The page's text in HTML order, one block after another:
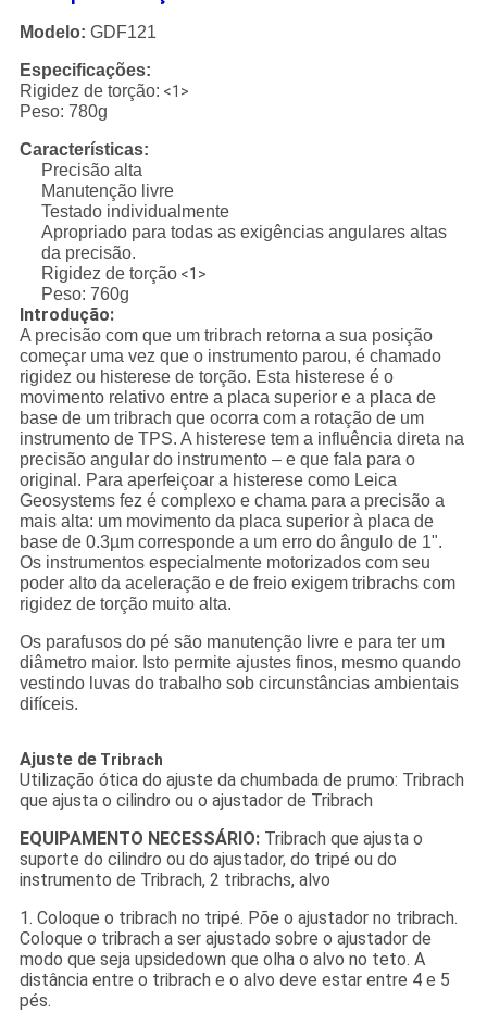
Modelo: GDF121
Especificações:
Rigidez de torção: <1>
Peso: 780g
Características:
Precisão alta
Manutenção livre
Testado individualmente
Apropriado para todas as exigências angulares altas
da precisão.
Rigidez de torção<1>
Peso: 760g
Introdução:
A precisão com que um tribrach retorna a sua posição
começar uma vez que o instrumento parou, é chamado
rigidez ou histerese de torção. Esta histerese é o
movimento relativo entre a placa superior e a placa de
base de um tribrach que ocorra com a rotação de um
instrumento de TPS. A histerese tem a influência direta na
precisão angular do instrumento – e que fala para o
original. Para aperfeiçoar a histerese como Leica
Geosystems fez é complexo e chama para a precisão a
mais alta: um movimento da placa superior à placa de
base de 0.3µm corresponde a um erro do ângulo de 1".
Os instrumentos especialmente motorizados com seu
poder alto da aceleração e de freio exigem tribrachs com
rigidez de torção muito alta.
Os parafusos do pé são manutenção livre e para ter um
diâmetro maior. Isto permite ajustes finos, mesmo quando
vestindo luvas do trabalho sob circunstâncias ambientais
difíceis.
Ajuste deTribrach
Utilização ótica do ajuste da chumbada de prumo: Tribrach
que ajusta o cilindro ou o ajustador de Tribrach
EQUIPAMENTO NECESSÁRIO:Tribrach que ajusta o
suporte do cilindro ou do ajustador, do tripé ou do
instrumento de Tribrach, 2 tribrachs, alvo
1. Coloque o tribrach no tripé. Põe o ajustador no tribrach.
Coloque o tribrach a ser ajustado sobre o ajustador de
modo que seja upsidedown que olha o alvo no teto. A
distância entre o tribrach e o alvo deve estar entre 4 e 5
pés.